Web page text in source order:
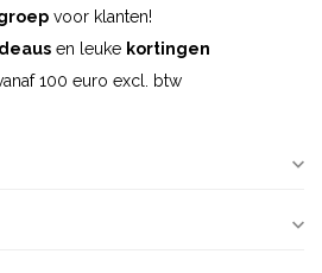
voor klanten!
en leuke kortingen
100 euro excl. btw